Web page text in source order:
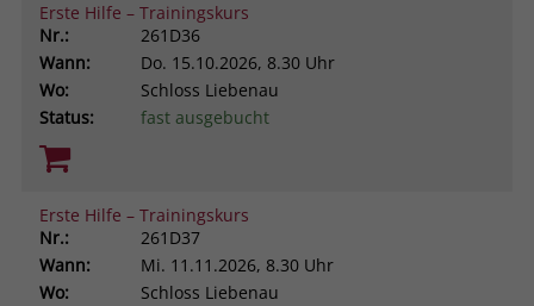
Erste Hilfe – Trainingskurs
Nr.:
261D36
Wann:
Do. 15.10.2026, 8.30 Uhr
Wo:
Schloss Liebenau
Status:
fast ausgebucht
Erste Hilfe – Trainingskurs
Nr.:
261D37
Wann:
Mi. 11.11.2026, 8.30 Uhr
Wo:
Schloss Liebenau